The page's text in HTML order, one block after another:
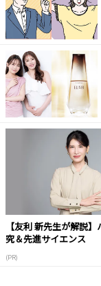
【友利 新先生が解説
究＆先進サイエンス
(PR)